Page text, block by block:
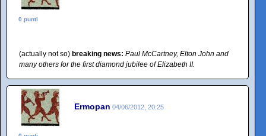
0 punti
(actually not so) breaking news: Paul McCartney, Elton John and
many others for the first diamond jubilee of Elizabeth II.
Ermopan 04/06/2012, 20:25